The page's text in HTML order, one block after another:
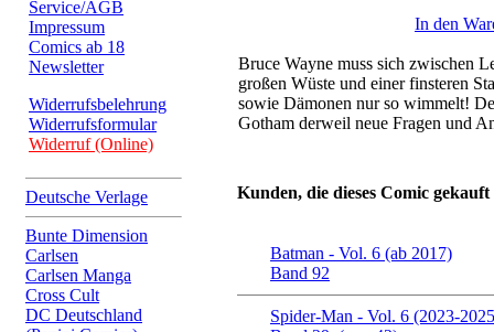
Service/AGB
Impressum
Comics ab 18
Newsletter
Widerrufsbelehrung
Widerrufsformular
Widerruf (Online)
Deutsche Verlage
Bunte Dimension
Carlsen
Carlsen Manga
Cross Cult
DC Deutschland
In den
Bruce Wayne muss sich zwischen
großen Wüste und einer finsteren
sowie Dämonen nur so wimmelt!
Gotham derweil neue Fragen und
Kunden, die dieses Comic
Batman - Vol. 6 (ab 2017)
Band 92
Spider-Man - Vol. 6 (2023-